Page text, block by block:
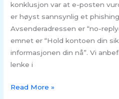
konklusjon var at e-posten
er høyst sannsynlig et
Avsenderadressen er “no-
emnet er “Hold kontoen din
informasjonen din nå”. Vi
lenke i
Read More »